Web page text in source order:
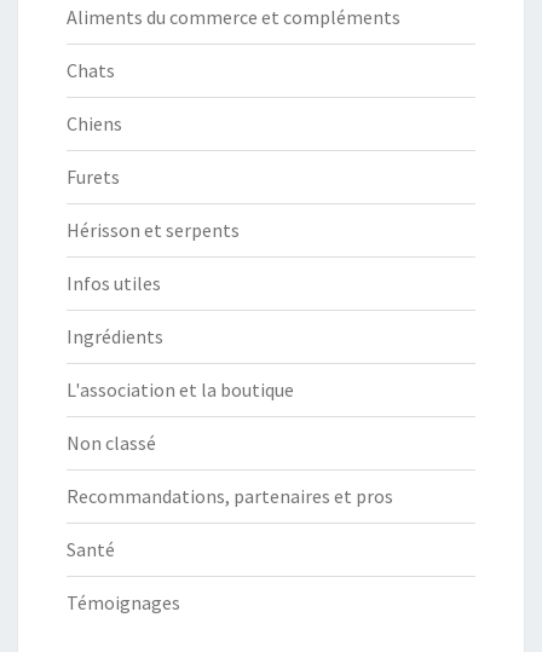
Aliments du commerce et compléments
Chats
Chiens
Furets
Hérisson et serpents
Infos utiles
Ingrédients
L'association et la boutique
Non classé
Recommandations, partenaires et pros
Santé
Témoignages